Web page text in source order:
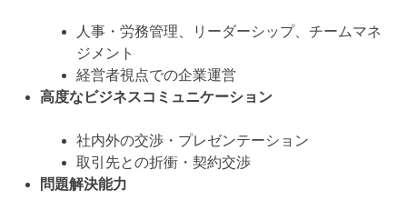
人事・労務管理、リーダーシップ、チームマネ
ジメント
経営者視点での企業運営
高度なビジネスコミュニケーション
社内外の交渉・プレゼンテーション
取引先との折衝・契約交渉
問題解決能力